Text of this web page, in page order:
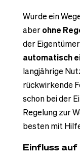
Wurde ein
aberohne
der
automatisch
langjährige
rückwirkende
schon bei der
Regelung zur
besten mit
Einfluss